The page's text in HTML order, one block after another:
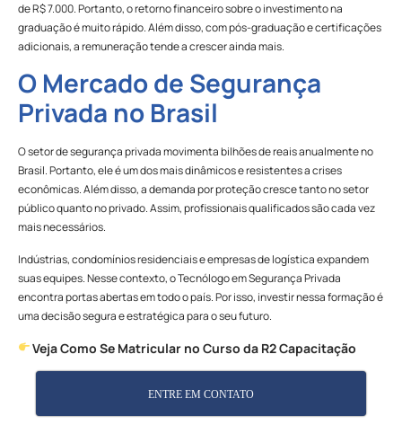
de R$ 7.000. Portanto, o retorno financeiro sobre o investimento na
graduação é muito rápido. Além disso, com pós-graduação e certificações
adicionais, a remuneração tende a crescer ainda mais.
O Mercado de Segurança
Privada no Brasil
O setor de segurança privada movimenta bilhões de reais anualmente no
Brasil. Portanto, ele é um dos mais dinâmicos e resistentes a crises
econômicas. Além disso, a demanda por proteção cresce tanto no setor
público quanto no privado. Assim, profissionais qualificados são cada vez
mais necessários.
Indústrias, condomínios residenciais e empresas de logística expandem
suas equipes. Nesse contexto, o Tecnólogo em Segurança Privada
encontra portas abertas em todo o país. Por isso, investir nessa formação é
uma decisão segura e estratégica para o seu futuro.
Veja Como Se Matricular no Curso da R2 Capacitação
ENTRE EM CONTATO